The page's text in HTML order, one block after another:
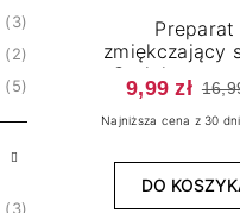
3
2
5
3
Preparat
zmiękczający
- Cuticle
ml
9,99 zł
Najniższa cena z 30 dni
DO